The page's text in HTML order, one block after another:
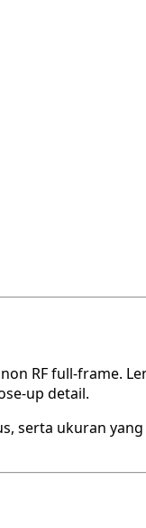
RF full-frame.
up detail.
serta ukuran